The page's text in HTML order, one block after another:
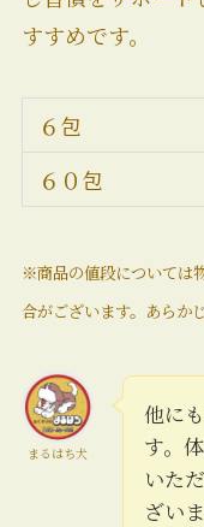
すすめです。
６包
６０包
※商品の値段については
合がございます。あらか
まるはち犬
他に
す。
いた
ざい